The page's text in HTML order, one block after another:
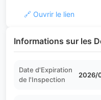
🔗 Ouvrir le lien
Informations sur les
Date d'Expiration
de l'Inspection
2026/